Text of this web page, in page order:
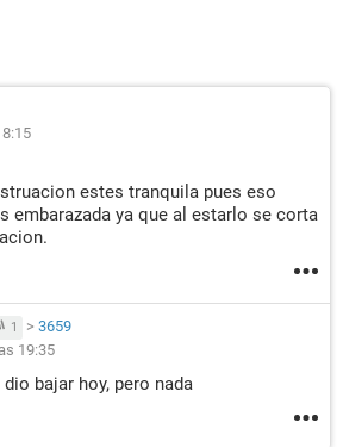
estes tranquila pues eso
embarazada ya que al estarlo se corta
1 > 3659
19:35
bajar hoy, pero nada